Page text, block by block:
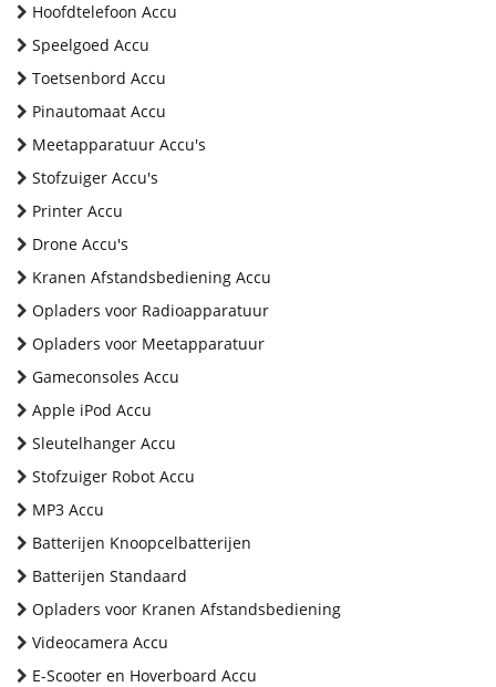
Hoofdtelefoon Accu
Speelgoed Accu
Toetsenbord Accu
Pinautomaat Accu
Meetapparatuur Accu's
Stofzuiger Accu's
Printer Accu
Drone Accu's
Kranen Afstandsbediening Accu
Opladers voor Radioapparatuur
Opladers voor Meetapparatuur
Gameconsoles Accu
Apple iPod Accu
Sleutelhanger Accu
Stofzuiger Robot Accu
MP3 Accu
Batterijen Knoopcelbatterijen
Batterijen Standaard
Opladers voor Kranen Afstandsbediening
Videocamera Accu
E-Scooter en Hoverboard Accu